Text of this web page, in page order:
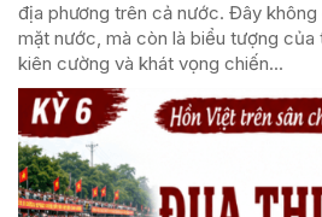
địa phương trên cả nước. Đây
mặt nước, mà còn là biểu tượng của
kiên cường và khát vọng chiến...